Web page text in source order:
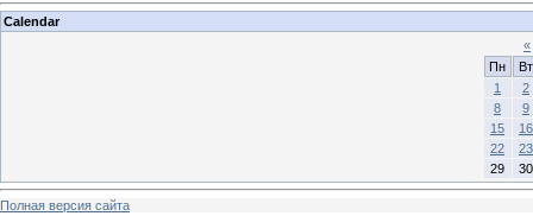
Calendar
«
Пн
Вт
1
2
8
9
15
16
22
23
29
30
Полная версия сайта